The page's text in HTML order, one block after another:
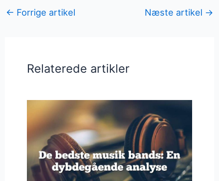
← Forrige artikel Næste artikel →
Relaterede artikler